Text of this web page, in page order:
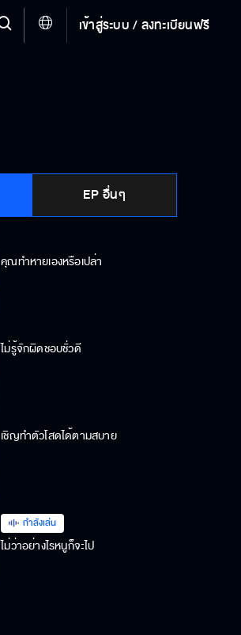
เข้าสู่ระบบ / ลงทะเบียนฟรี
EP อื่นๆ
ความรักที่แท้จริงคือการให้
คุณทำหายเองหรือเปล่า
ไม่รู้จักผิดชอบชั่วดี
เชิญทำตัวโสดได้ตามสบาย
กำลังเล่น
ไม่ว่าอย่างไรหนูก็จะไป